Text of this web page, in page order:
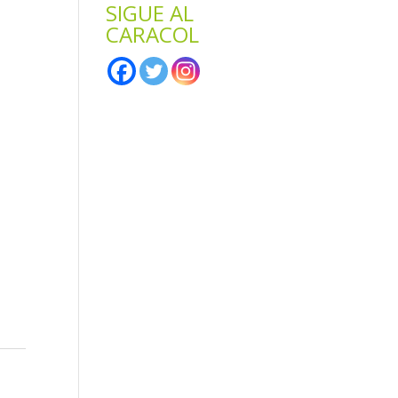
SIGUE AL
CARACOL